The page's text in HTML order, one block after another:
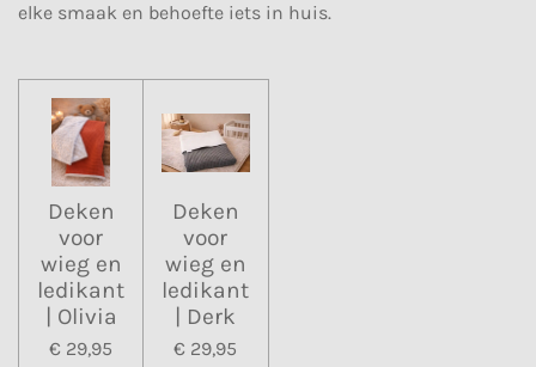
elke smaak en behoefte iets in huis.
Deken
voor
wieg en
ledikant
| Olivia
€ 29,95
Deken
voor
wieg en
ledikant
| Derk
€ 29,95